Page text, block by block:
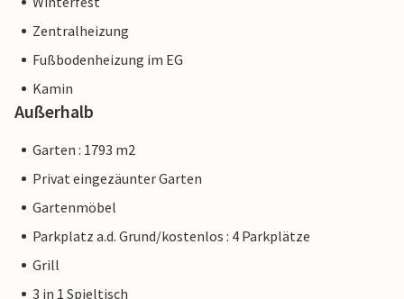
Zentralheizung
Fußbodenheizung im EG
Kamin
Außerhalb
Garten : 1793 m2
Privat eingezäunter Garten
Gartenmöbel
Parkplatz a.d. Grund/kostenlos : 4 Parkplätze
Grill
3 in 1 Spieltisch